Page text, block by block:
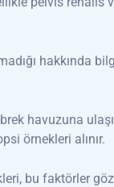
hakkında
havuzuna
örnekleri alınır.
bu faktörler göz